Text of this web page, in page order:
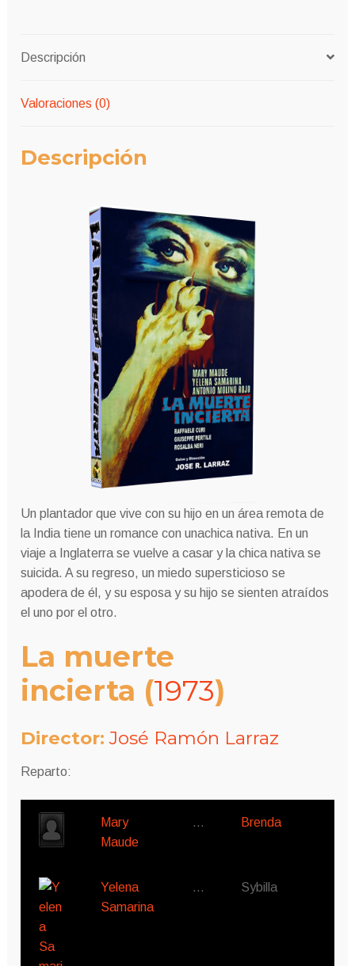
Descripción
Valoraciones (0)
Descripción
Un plantador que vive con su hijo en un área remota de
la India tiene un romance con unachica nativa. En un
viaje a Inglaterra se vuelve a casar y la chica nativa se
suicida. A su regreso, un miedo supersticioso se
apodera de él, y su esposa y su hijo se sienten atraídos
el uno por el otro.
La muerte
incierta (1973)
Director:José Ramón Larraz
Reparto:
Mary
Maude
… Brenda
Yelena
Samarina
… Sybilla